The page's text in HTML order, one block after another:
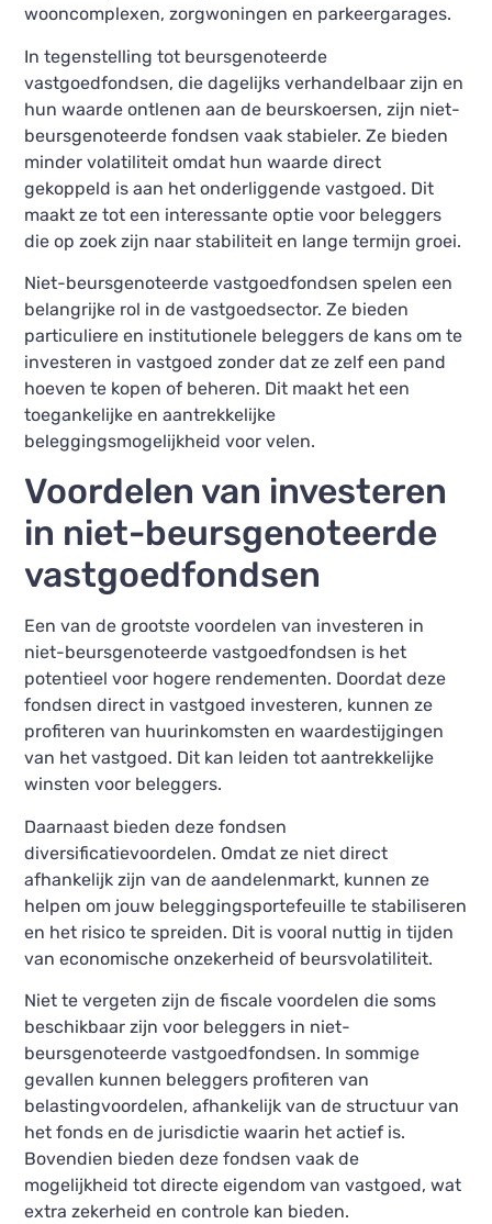
wooncomplexen, zorgwoningen en parkeergarages.
In tegenstelling tot beursgenoteerde
vastgoedfondsen, die dagelijks verhandelbaar zijn en
hun waarde ontlenen aan de beurskoersen, zijn niet-
beursgenoteerde fondsen vaak stabieler. Ze bieden
minder volatiliteit omdat hun waarde direct
gekoppeld is aan het onderliggende vastgoed. Dit
maakt ze tot een interessante optie voor beleggers
die op zoek zijn naar stabiliteit en lange termijn groei.
Niet-beursgenoteerde vastgoedfondsen spelen een
belangrijke rol in de vastgoedsector. Ze bieden
particuliere en institutionele beleggers de kans om te
investeren in vastgoed zonder dat ze zelf een pand
hoeven te kopen of beheren. Dit maakt het een
toegankelijke en aantrekkelijke
beleggingsmogelijkheid voor velen.
Voordelen van investeren
in niet-beursgenoteerde
vastgoedfondsen
Een van de grootste voordelen van investeren in
niet-beursgenoteerde vastgoedfondsen is het
potentieel voor hogere rendementen. Doordat deze
fondsen direct in vastgoed investeren, kunnen ze
profiteren van huurinkomsten en waardestijgingen
van het vastgoed. Dit kan leiden tot aantrekkelijke
winsten voor beleggers.
Daarnaast bieden deze fondsen
diversificatievoordelen. Omdat ze niet direct
afhankelijk zijn van de aandelenmarkt, kunnen ze
helpen om jouw beleggingsportefeuille te stabiliseren
en het risico te spreiden. Dit is vooral nuttig in tijden
van economische onzekerheid of beursvolatiliteit.
Niet te vergeten zijn de fiscale voordelen die soms
beschikbaar zijn voor beleggers in niet-
beursgenoteerde vastgoedfondsen. In sommige
gevallen kunnen beleggers profiteren van
belastingvoordelen, afhankelijk van de structuur van
het fonds en de jurisdictie waarin het actief is.
Bovendien bieden deze fondsen vaak de
mogelijkheid tot directe eigendom van vastgoed, wat
extra zekerheid en controle kan bieden.